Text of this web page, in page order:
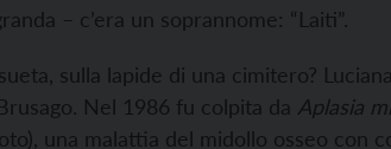
– c’era un soprannome: “Laiti”.
sulla lapide di una cimitero?
Nel 1986 fu colpita da Aplasia
una malattia del midollo osseo con